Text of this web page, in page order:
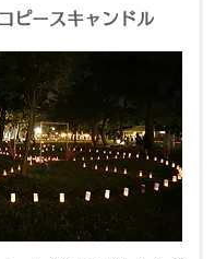
ピースキャンドル